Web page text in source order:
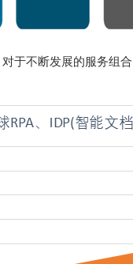
于不断发展的服务组